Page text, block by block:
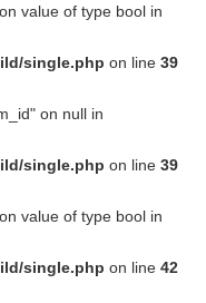
value of type bool in
single.php on line 39
on null in
single.php on line 39
value of type bool in
single.php on line 42